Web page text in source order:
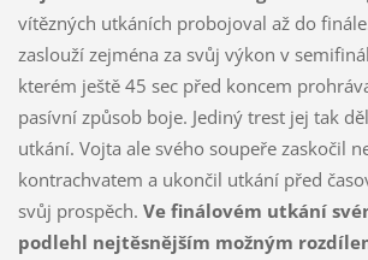
vítězných utkáních probojoval až do
zaslouží zejména za svůj výkon v
kterém ještě 45 sec před koncem
pasívní způsob boje. Jediný trest jej tak
utkání. Vojta ale svého soupeře zaskočil
kontrachvatem a ukončil utkání před
svůj prospěch. Ve finálovém utkání
podlehl nejtěsnějším možným